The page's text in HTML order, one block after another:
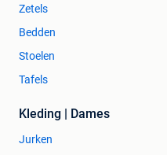
Zetels
Bedden
Stoelen
Tafels
Kleding | Dames
Jurken